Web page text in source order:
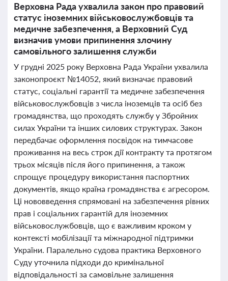
Верховна Рада ухвалила закон про правовий
статус іноземних військовослужбовців та
медичне забезпечення, а Верховний Суд
визначив умови припинення злочину
самовільного залишення служби
У грудні 2025 року Верховна Рада України ухвалила
законопроєкт №14052, який визначає правовий
статус, соціальні гарантії та медичне забезпечення
військовослужбовців з числа іноземців та осіб без
громадянства, що проходять службу у Збройних
силах України та інших силових структурах. Закон
передбачає оформлення посвідок на тимчасове
проживання на весь строк дії контракту та протягом
трьох місяців після його припинення, а також
спрощує процедуру використання паспортних
документів, якщо країна громадянства є агресором.
Ці нововведення спрямовані на забезпечення рівних
прав і соціальних гарантій для іноземних
військовослужбовців, що є важливим кроком у
контексті мобілізації та міжнародної підтримки
України. Паралельно судова практика Верховного
Суду уточнила підходи до кримінальної
відповідальності за самовільне залишення